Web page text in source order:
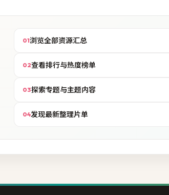
01浏览全部资源汇总
02查看排行与热度榜单
03探索专题与主题内容
04发现最新整理片单